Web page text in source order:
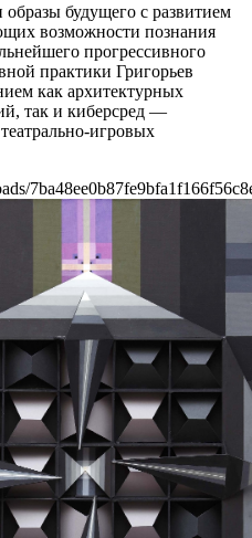
будущего с развитием
возможности познания
прогрессивного
практики Григорьев
как архитектурных
так и киберсред —
игровых